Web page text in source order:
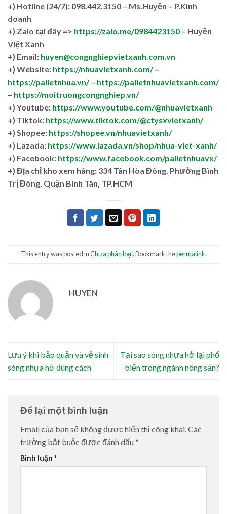
+) Hotline (24/7): 098.442.3150 – Ms.Huyền – P.Kinh
doanh
+) Zalo tại đây => https://zalo.me/0984423150 – Huyền
Việt Xanh
+) Email: huyen@congnghiepvietxanh.com.vn
+) Website: https://nhuavietxanh.com/–
https://palletnhua.vn/– https://palletnhuavietxanh.com/
– https://moitruongcongnghiep.vn/
+) Youtube: https://www.youtube.com/@nhuavietxanh
+) Tiktok: https://www.tiktok.com/@ctysxvietxanh/
+) Shopee: https://shopee.vn/nhuavietxanh/
+) Lazada: https://www.lazada.vn/shop/nhua-viet-xanh/
+) Facebook: https://www.facebook.com/palletnhuavx/
+) Địa chỉ kho xem hàng: 334 Tân Hòa Đông, Phường Bình
Trị Đông, Quận Bình Tân, TP.HCM
This entry was posted inChưa phân loại. Bookmark thepermalink.
HUYEN
Lưu ý khi bảo quản và vệ sinh
sóng nhựa hở đúng cách
Tại sao sóng nhựa hở lại phổ
biến trong ngành nông sản?
Để lại một bình luận
Email của bạn sẽ không được hiển thị công khai. Các
trường bắt buộc được đánh dấu *
Bình luận *